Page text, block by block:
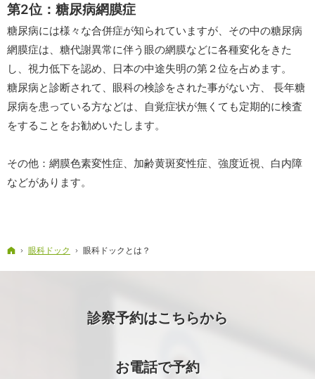
第2位：糖尿病網膜症
糖尿病には様々な合併症が知られていますが、その中の糖尿病
網膜症は、糖代謝異常に伴う眼の網膜などに各種変化をきた
し、視力低下を認め、日本の中途失明の第２位を占めます。
糖尿病と診断されて、眼科の検診をされた事がない方、 長年糖
尿病を患っている方などは、自覚症状が無くても定期的に検査
をすることをお勧めいたします。
その他：網膜色素変性症、加齢黄斑変性症、強度近視、白内障
などがあります。
ホーム
眼科ドック 眼科ドックとは？
診察予約はこちらから
お電話で予約